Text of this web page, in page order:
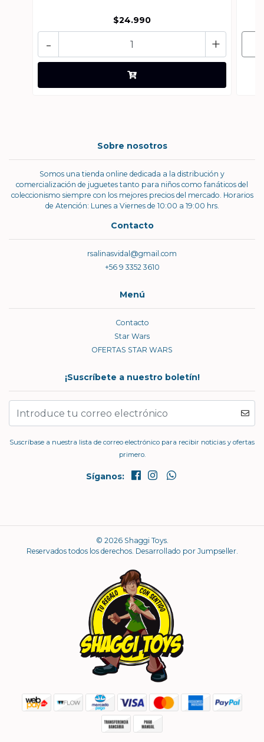
$24.990
+
-
Sobre nosotros
Somos una tienda online dedicada a la distribución y
comercialización de juguetes tanto para niños como fanáticos del
coleccionismo siempre con los mejores precios del mercado. Horarios
de Atención: Lunes a Viernes de 10:00 a 19:00 hrs.
Contacto
rsalinasvidal@gmail.com
+56 9 3352 3610
Menú
Contacto
Star Wars
OFERTAS STAR WARS
¡Suscríbete a nuestro boletín!
Suscríbase a nuestra lista de correo electrónico para recibir noticias y ofertas
primero.
Síganos:
© 2026 Shaggi Toys.
Reservados todos los derechos. Desarrollado por Jumpseller.